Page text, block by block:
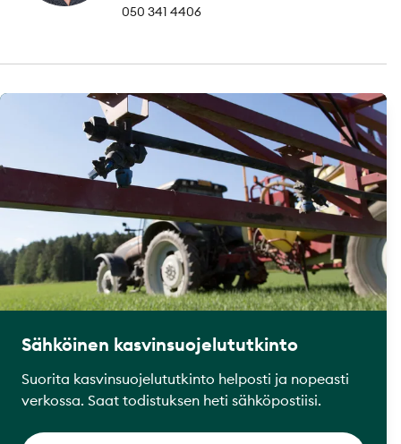
050 341 4406
Sähköinen kasvinsuojelututkinto
Suorita kasvinsuojelututkinto helposti ja nopeasti
verkossa. Saat todistuksen heti sähköpostiisi.